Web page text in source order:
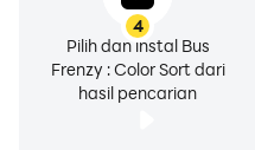
4
Pilih dan instal Bus
Frenzy : Color Sort dari
hasil pencarian